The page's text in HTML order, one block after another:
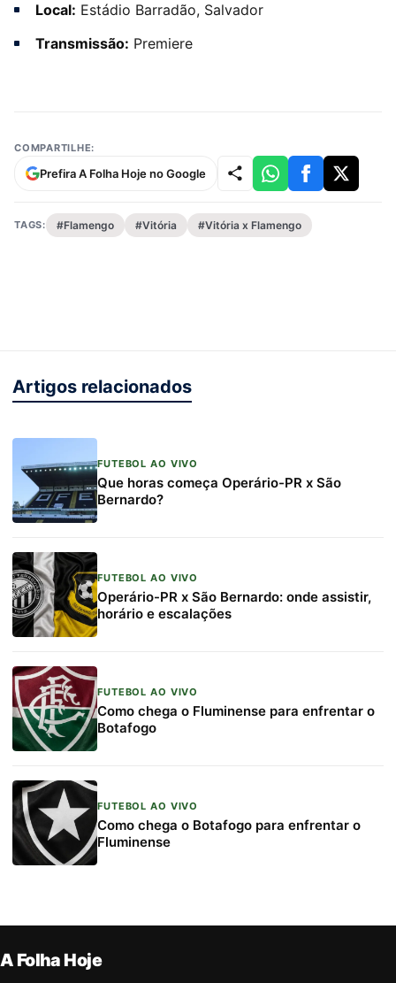
Local: Estádio Barradão, Salvador
Transmissão: Premiere
COMPARTILHE:
Prefira A Folha Hoje no Google
TAGS: #Flamengo #Vitória #Vitória x Flamengo
Artigos relacionados
FUTEBOL AO VIVO
Que horas começa Operário-PR x São
Bernardo?
FUTEBOL AO VIVO
Operário-PR x São Bernardo: onde assistir,
horário e escalações
FUTEBOL AO VIVO
Como chega o Fluminense para enfrentar o
Botafogo
FUTEBOL AO VIVO
Como chega o Botafogo para enfrentar o
Fluminense
A Folha Hoje